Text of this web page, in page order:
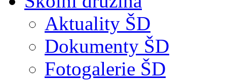
Aktuality ŠD
Dokumenty ŠD
Fotogalerie ŠD